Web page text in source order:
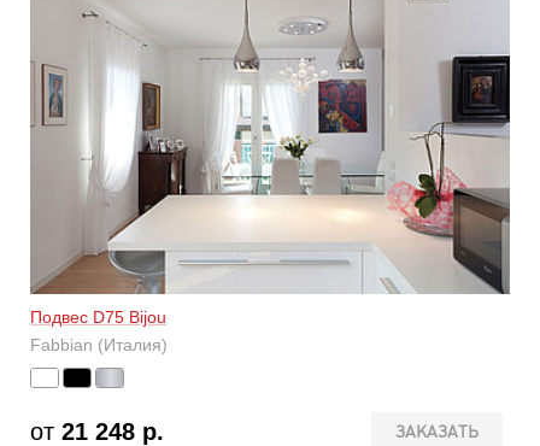
Подвес D75 Bijou
Fabbian (Италия)
ЗАКАЗАТЬ
от 21 248 р.